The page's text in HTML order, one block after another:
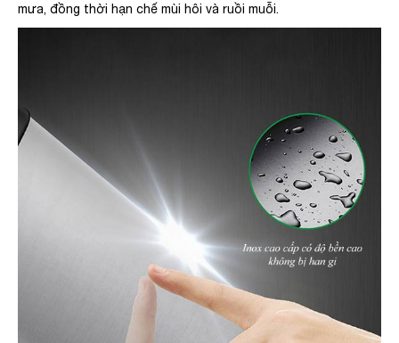
mưa, đồng thời hạn chế mùi hôi và ruồi muỗi.